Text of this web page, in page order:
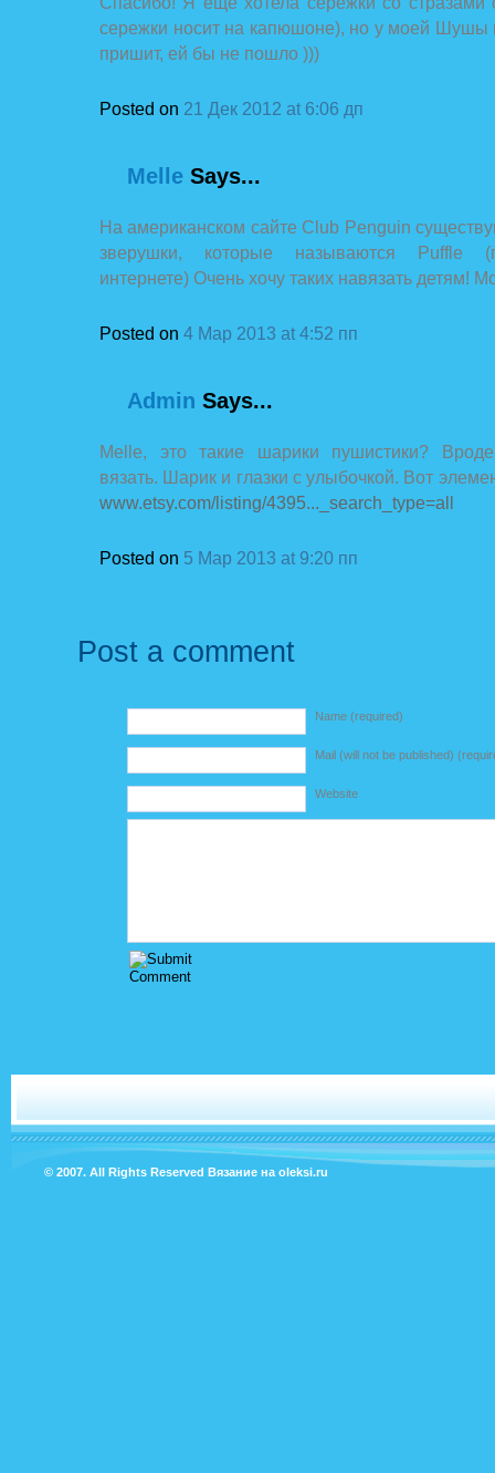
сережки носит на капюшоне), но у моей Шушы
пришит, ей бы не пошло )))
Posted on 21 Дек 2012 at 6:06 дп
Melle Says...
На американском сайте Club Penguin
зверушки, которые называются Puffle
интернете) Очень хочу таких навязать детям!
Posted on 4 Мар 2013 at 4:52 пп
Admin Says...
Melle, это такие шарики пушистики?
вязать. Шарик и глазки с улыбочкой. Вот
www.etsy.com/listing/4395..._search_type=all
Posted on 5 Мар 2013 at 9:20 пп
Post a comment
Name (required)
Mail (will not be published)
Website
© 2007. All Rights Reserved Вязание на oleksi.ru